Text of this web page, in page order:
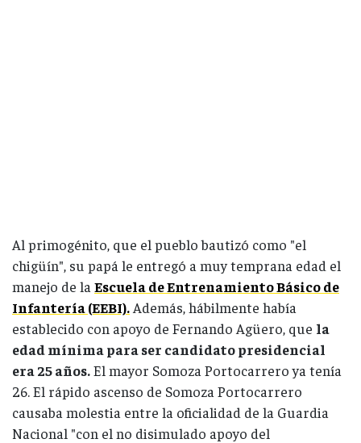
Al primogénito, que el pueblo bautizó como "el
chigüín", su papá le entregó a muy temprana edad el
manejo de la Escuela de Entrenamiento Básico de
Infantería (EEBI). Además, hábilmente había
establecido con apoyo de Fernando Agüero, que la
edad mínima para ser candidato presidencial
era 25 años.El mayor Somoza Portocarrero ya tenía
26. El rápido ascenso de Somoza Portocarrero
causaba molestia entre la oficialidad de la Guardia
Nacional "con el no disimulado apoyo del